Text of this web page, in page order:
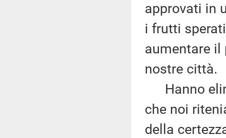
approvati in
i frutti
aumentare il
nostre città.
Hanno
che noi
della